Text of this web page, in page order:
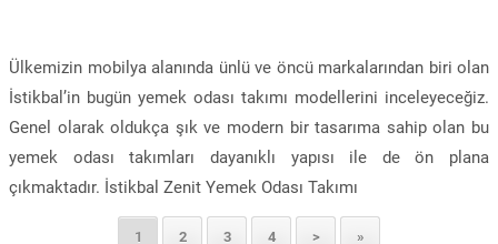
Ülkemizin mobilya alanında ünlü ve öncü markalarından biri olan
İstikbal’in bugün yemek odası takımı modellerini inceleyeceğiz.
Genel olarak oldukça şık ve modern bir tasarıma sahip olan bu
yemek odası takımları dayanıklı yapısı ile de ön plana
çıkmaktadır. İstikbal Zenit Yemek Odası Takımı
1 2 3 4 > »